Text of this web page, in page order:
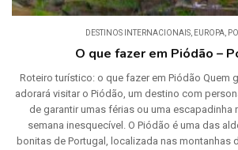
DESTINOS INTERNACIONAIS, EUROPA,
O que fazer em Piódão –
Roteiro turístico: o que fazer em Piódão Quem
adorará visitar o Piódão, um destino com
de garantir umas férias ou uma escapadinha
semana inesquecível. O Piódão é uma das
bonitas de Portugal, localizada nas montanhas